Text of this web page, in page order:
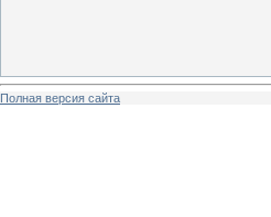
Полная версия сайта